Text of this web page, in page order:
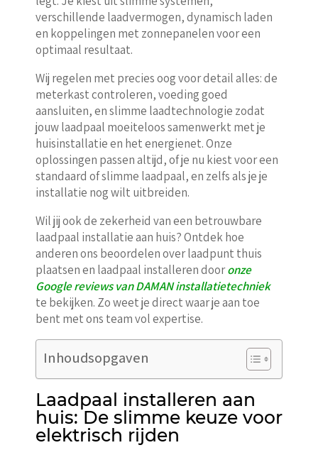
verschillende laadvermogen, dynamisch laden
en koppelingen met zonnepanelen voor een
optimaal resultaat.
Wij regelen met precies oog voor detail alles: de
meterkast controleren, voeding goed
aansluiten, en slimme laadtechnologie zodat
jouw laadpaal moeiteloos samenwerkt met je
huisinstallatie en het energienet. Onze
oplossingen passen altijd, of je nu kiest voor een
standaard of slimme laadpaal, en zelfs als je je
installatie nog wilt uitbreiden.
Wil jij ook de zekerheid van een betrouwbare
laadpaal installatie aan huis? Ontdek hoe
anderen ons beoordelen over laadpunt thuis
plaatsen en laadpaal installeren dooronze
Google reviews van DAMAN installatietechniek
te bekijken. Zo weet je direct waar je aan toe
bent met ons team vol expertise.
Inhoudsopgaven
Laadpaal installeren aan
huis: De slimme keuze voor
elektrisch rijden